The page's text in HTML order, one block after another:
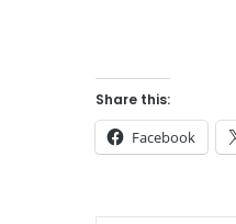
Share this:
Facebook